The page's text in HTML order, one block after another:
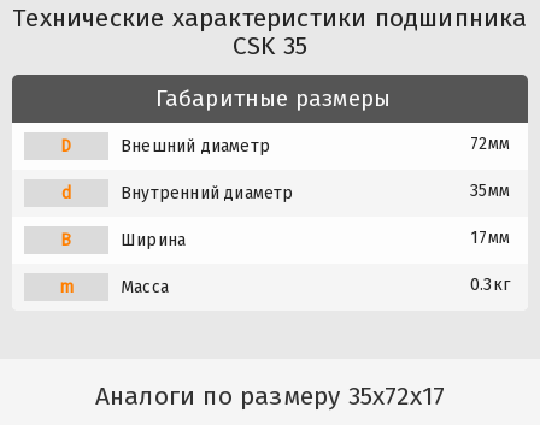
Технические характеристики подшипника
CSK 35
Габаритные размеры
D Внешний диаметр 72мм
d Внутренний диаметр 35мм
B Ширина 17мм
m Масса 0.3кг
Аналоги по размеру 35x72x17